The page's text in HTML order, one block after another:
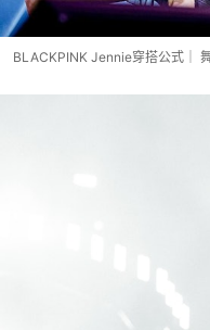
BLACKPINK Jennie穿搭公式｜